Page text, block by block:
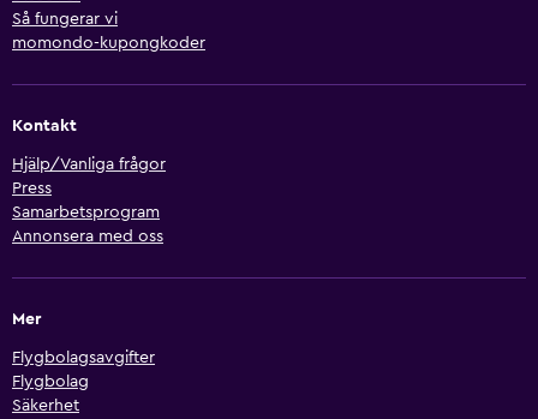
Så fungerar vi
momondo-kupongkoder
Kontakt
Hjälp/Vanliga frågor
Press
Samarbetsprogram
Annonsera med oss
Mer
Flygbolagsavgifter
Flygbolag
Säkerhet